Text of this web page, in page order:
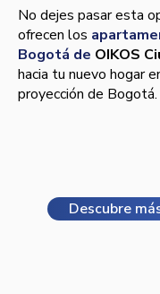
No dejes pasar esta
ofrecen los
Bogotá de OIKOS
hacia tu nuevo hogar
proyección de Bogotá.
Descubre